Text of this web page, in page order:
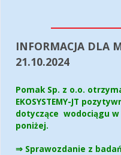
INFORMACJA DLA
21.10.2024
Pomak Sp. z o.o.
EKOSYSTEMY-JT
dotyczące wodociągu
poniżej.
⇒ Sprawozdanie z